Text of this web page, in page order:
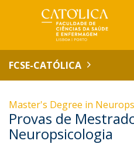
FCSE-CATÓLICA
Master's Degree in
Provas de
Neuropsicologia